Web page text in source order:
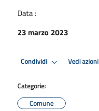
Data :
23 marzo 2023
Condividi Vedi azioni
Categorie:
Comune